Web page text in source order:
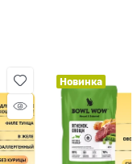
Новинка